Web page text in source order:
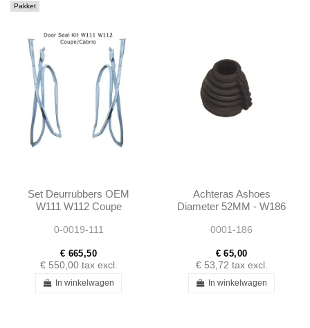
Pakket
Set Deurrubbers OEM
W111 W112 Coupe
1117206478
0-0019-111
€ 665,50
€ 550,00 tax excl.
In winkelwagen
Achteras Ashoes
Diameter 52MM - W186
0001-186
€ 65,00
€ 53,72 tax excl.
In winkelwagen